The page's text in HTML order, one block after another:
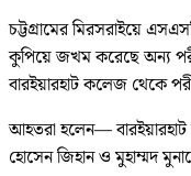
চট্টগ্রামের মিরসরাইয়ে
কুপিয়ে জখম করেছে অন্য
বারইয়ারহাট কলেজ থেকে
আহতরা হলেন— বারইয়ারহাট
হোসেন জিহান ও মুহাম্মদ